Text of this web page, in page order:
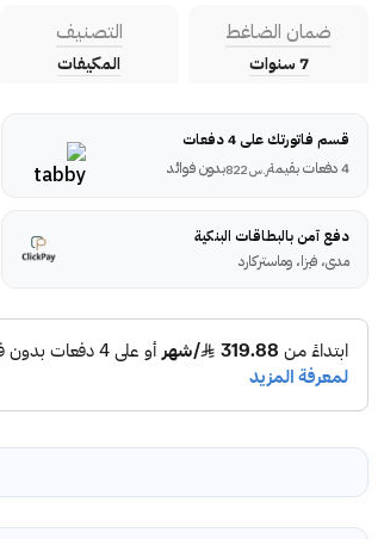
ضمان الضاغط
7 سنوات
التصنيف
المكيفات
قسم فاتورتك على 4 دفعات
4 دفعات بقيمة
ر.س بدون فوائد
دفع آمن بالبطاقات البنكية
مدى، فيزا، وماستركارد